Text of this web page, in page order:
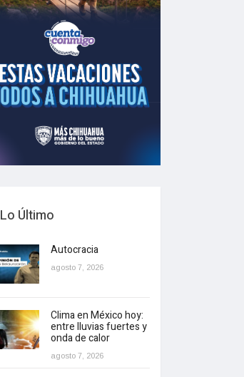
Lo Último
Autocracia
agosto 7, 2026
Clima en México hoy:
entre lluvias fuertes y
onda de calor
agosto 7, 2026